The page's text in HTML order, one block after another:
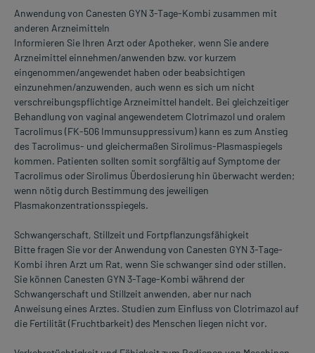
Anwendung von Canesten GYN 3-Tage-Kombi zusammen mit
anderen Arzneimitteln
Informieren Sie Ihren Arzt oder Apotheker, wenn Sie andere
Arzneimittel einnehmen/anwenden bzw. vor kurzem
eingenommen/angewendet haben oder beabsichtigen
einzunehmen/anzuwenden, auch wenn es sich um nicht
verschreibungspflichtige Arzneimittel handelt. Bei gleichzeitiger
Behandlung von vaginal angewendetem Clotrimazol und oralem
Tacrolimus (FK-506 Immunsuppressivum) kann es zum Anstieg
des Tacrolimus- und gleichermaßen Sirolimus-Plasmaspiegels
kommen. Patienten sollten somit sorgfältig auf Symptome der
Tacrolimus oder Sirolimus Überdosierung hin überwacht werden;
wenn nötig durch Bestimmung des jeweiligen
Plasmakonzentrationsspiegels.
Schwangerschaft, Stillzeit und Fortpflanzungsfähigkeit
Bitte fragen Sie vor der Anwendung von Canesten GYN 3-Tage-
Kombi ihren Arzt um Rat, wenn Sie schwanger sind oder stillen.
Sie können Canesten GYN 3-Tage-Kombi während der
Schwangerschaft und Stillzeit anwenden, aber nur nach
Anweisung eines Arztes. Studien zum Einfluss von Clotrimazol auf
die Fertilität (Fruchtbarkeit) des Menschen liegen nicht vor.